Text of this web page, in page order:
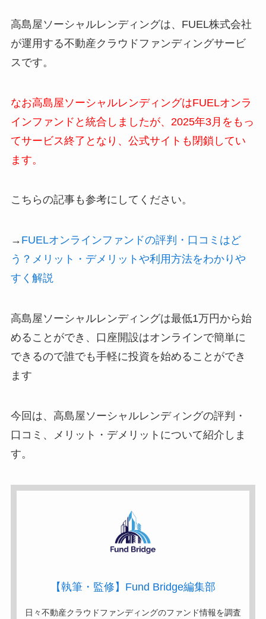
高島屋ソーシャルレンディングは、 FUEL株式会社
が運用する不動産クラウドファンディングサービ
スです。
なお高島屋ソーシャルレンディングはFUELオンラ
インファンドと統合しましたが、 2025年3月をもっ
てサービス終了となり、公式サイトも閉鎖してい
ます。
こちらの記事も参考にしてください。
→ FUELオンラインファンドの評判・口コミはど
う？メリット・デメリットや利用方法をわかりや
すく解説
高島屋ソーシャルレンディングは最低1万円から始
めることができ、口座開設はオンラインで簡単に
できるので誰でも手軽に投資を始めることができ
ます
今回は、高島屋ソーシャルレンディングの評判・
口コミ、メリット・デメリットについて紹介しま
す。
【執筆・監修】Fund Bridge編集部
日々不動産クラウドファンディングのファンド情報を調査